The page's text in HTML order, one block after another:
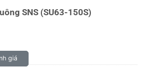
SNS (SU63-150S)
giá